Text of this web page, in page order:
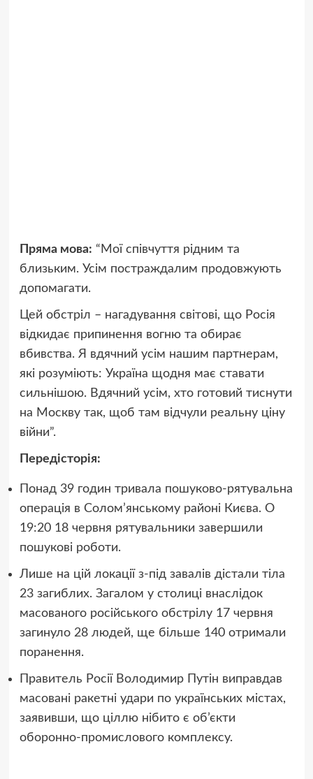
Пряма мова: “Мої співчуття рідним та
близьким. Усім постраждалим продовжують
допомагати.
Цей обстріл – нагадування світові, що Росія
відкидає припинення вогню та обирає
вбивства. Я вдячний усім нашим партнерам,
які розуміють: Україна щодня має ставати
сильнішою. Вдячний усім, хто готовий тиснути
на Москву так, щоб там відчули реальну ціну
війни”.
Передісторія:
Понад 39 годин тривала пошуково-рятувальна
операція в Солом’янському районі Києва. О
19:20 18 червня рятувальники завершили
пошукові роботи.
Лише на цій локації з-під завалів дістали тіла
23 загиблих. Загалом у столиці внаслідок
масованого російського обстрілу 17 червня
загинуло 28 людей, ще більше 140 отримали
поранення.
Правитель Росії Володимир Путін виправдав
масовані ракетні удари по українських містах,
заявивши, що ціллю нібито є об’єкти
оборонно-промислового комплексу.